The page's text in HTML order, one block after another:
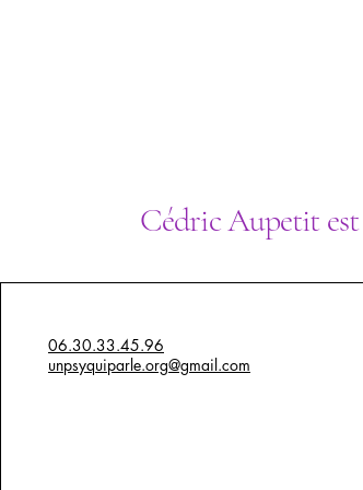
Cédric Aupetit est
06.30.33.45.96
unpsyquiparle.org@gmail.com